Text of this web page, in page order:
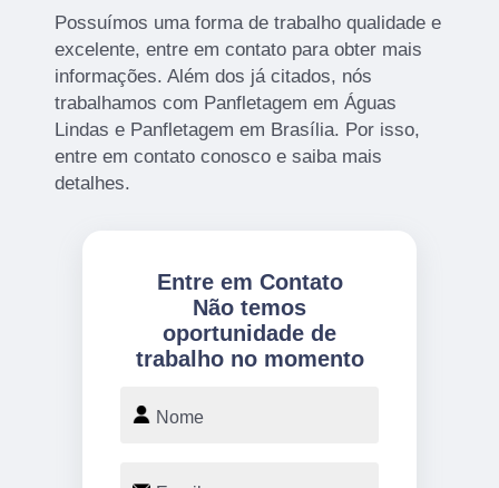
Possuímos uma forma de trabalho qualidade e
excelente, entre em contato para obter mais
informações. Além dos já citados, nós
trabalhamos com Panfletagem em Águas
Lindas e Panfletagem em Brasília. Por isso,
entre em contato conosco e saiba mais
detalhes.
Entre em Contato
Não temos
oportunidade de
trabalho no momento